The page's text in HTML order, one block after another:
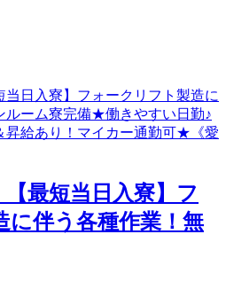
【最短当日入寮】フ
に伴う各種作業！無